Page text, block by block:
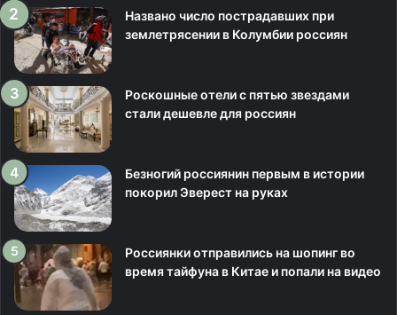
Названо число пострадавших при
землетрясении в Колумбии россиян
Роскошные отели с пятью звездами
стали дешевле для россиян
Безногий россиянин первым в истории
покорил Эверест на руках
Россиянки отправились на шопинг во
время тайфуна в Китае и попали на видео